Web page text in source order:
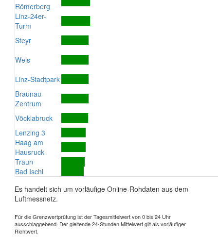
Römerberg
Linz-24er-
Turm
Steyr
Wels
Linz-Stadtpark
Braunau
Zentrum
Vöcklabruck
Lenzing 3
Haag am
Hausruck
Traun
Bad Ischl
Es handelt sich um vorläufige Online-Rohdaten aus dem
Luftmessnetz.
Für die Grenzwertprüfung ist der Tagesmittelwert von 0 bis 24 Uhr
ausschlaggebend. Der gleitende 24-Stunden Mittelwert gilt als vorläufiger
Richtwert.